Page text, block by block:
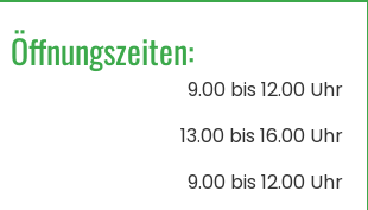
Öffnungszeiten:
9.00 bis 12.00 Uhr
13.00 bis 16.00 Uhr
9.00 bis 12.00 Uhr